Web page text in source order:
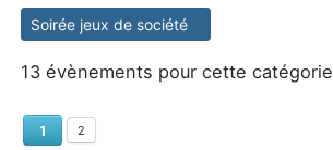
Soirée jeux de société
13 évènements pour cette catégorie
1 2